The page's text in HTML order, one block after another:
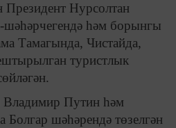
Президент Нурсолтан
шәһәрчегендә һәм борынгы
Тамагында, Чистайда,
туристлык
Владимир Путин һәм
Болгар шәһәрендә төзелгән